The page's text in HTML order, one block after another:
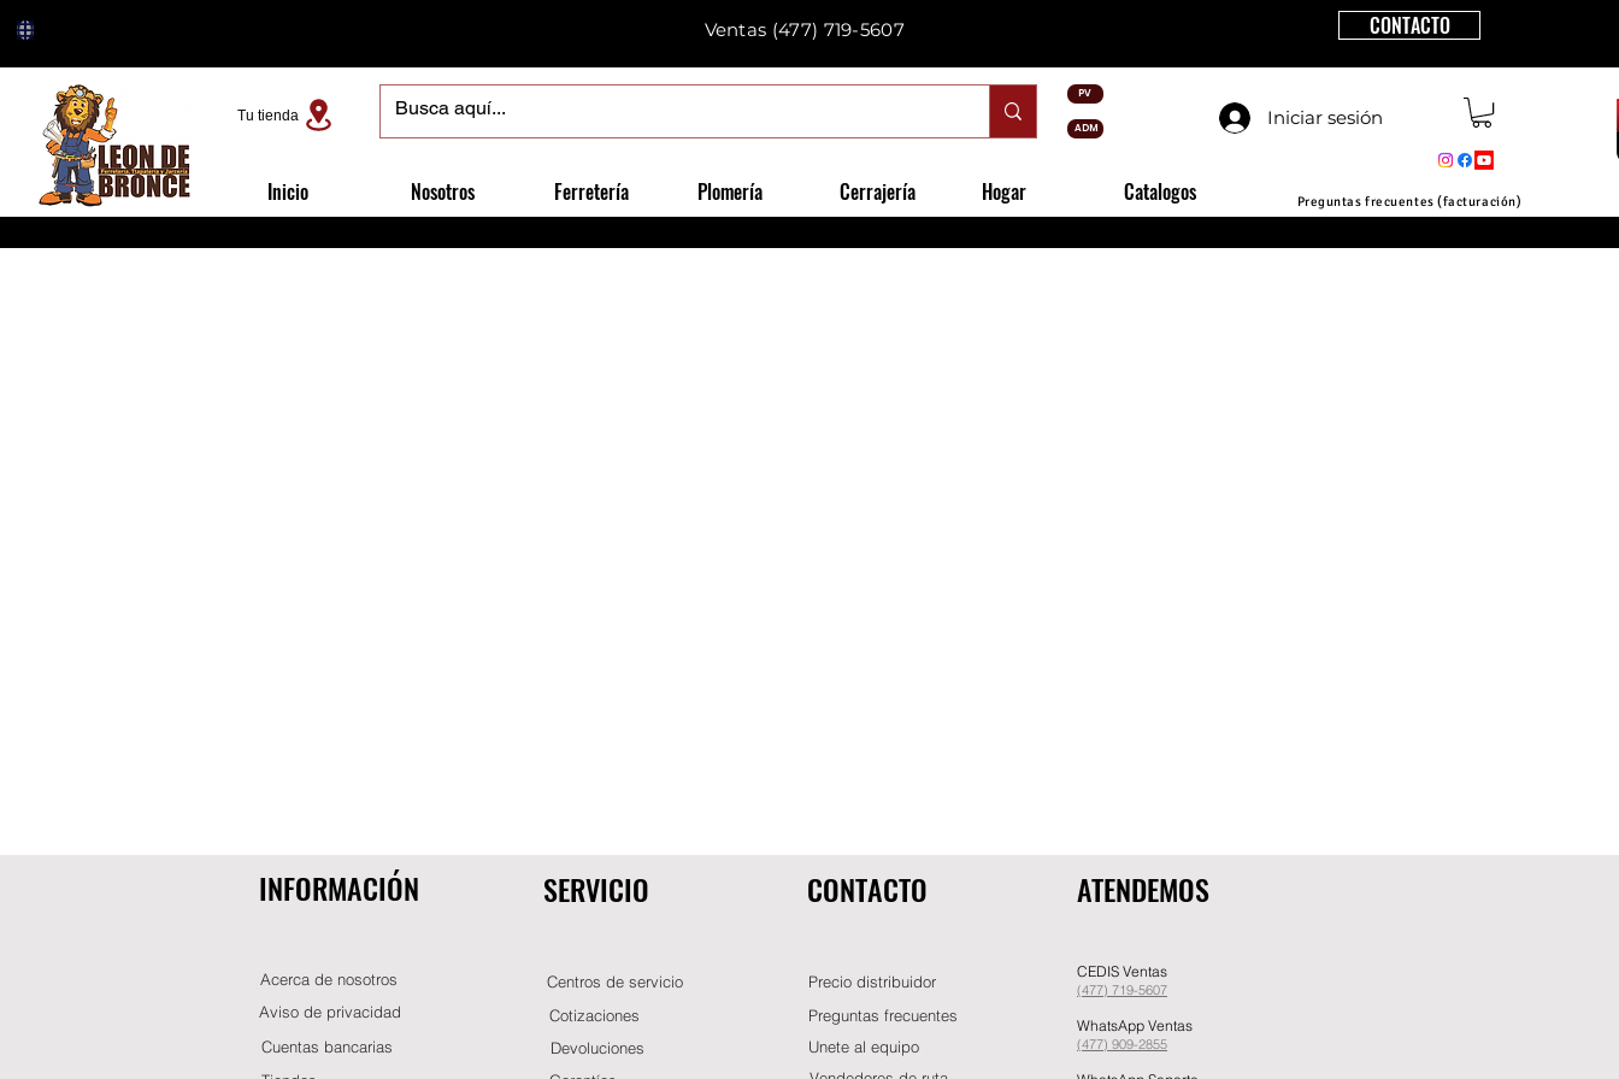
PV
ADM
Ventas (477) 719-5607 CONTACTO
Iniciar sesión
Tu tienda
Inicio Nosotros Ferretería Plomería Cerrajería Hogar Catalogos Preguntas frecuentes (facturación)
INFORMACIÓN
Acerca de nosotros
Aviso de privacidad
Cuentas bancarias
SERVICIO
Centros de servicio
Cotizaciones
Devoluciones
CONTACTO
Precio distribuidor
Preguntas frecuentes
Unete al equipo
ATENDEMOS
CEDIS Ventas
(477) 719-5607
WhatsApp Ventas
(477) 909-2855